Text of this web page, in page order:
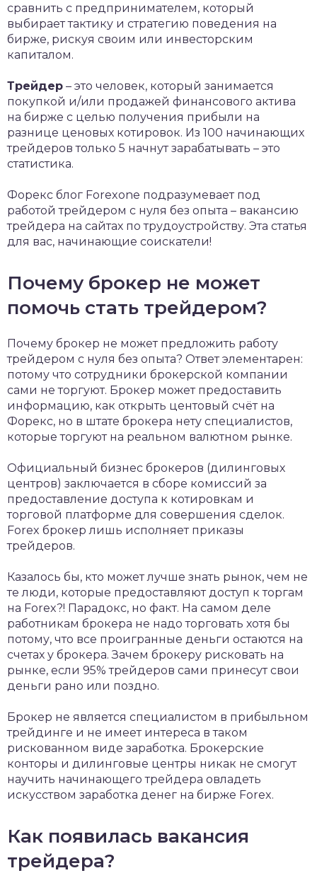
сравнить с предпринимателем, который
выбирает тактику и стратегию поведения на
бирже, рискуя своим или инвесторским
капиталом.
Трейдер – это человек, который занимается
покупкой и/или продажей финансового актива
на бирже с целью получения прибыли на
разнице ценовых котировок. Из 100 начинающих
трейдеров только 5 начнут зарабатывать – это
статистика.
Форекс блог Forexone подразумевает под
работой трейдером с нуля без опыта – вакансию
трейдера на сайтах по трудоустройству. Эта статья
для вас, начинающие соискатели!
Почему брокер не может
помочь стать трейдером?
Почему брокер не может предложить работу
трейдером с нуля без опыта? Ответ элементарен:
потому что сотрудники брокерской компании
сами не торгуют. Брокер может предоставить
информацию, как открыть центовый счёт на
Форекс, но в штате брокера нету специалистов,
которые торгуют на реальном валютном рынке.
Официальный бизнес брокеров (дилинговых
центров) заключается в сборе комиссий за
предоставление доступа к котировкам и
торговой платформе для совершения сделок.
Forex брокер лишь исполняет приказы
трейдеров.
Казалось бы, кто может лучше знать рынок, чем не
те люди, которые предоставляют доступ к торгам
на Forex?! Парадокс, но факт. На самом деле
работникам брокера не надо торговать хотя бы
потому, что все проигранные деньги остаются на
счетах у брокера. Зачем брокеру рисковать на
рынке, если 95% трейдеров сами принесут свои
деньги рано или поздно.
Брокер не является специалистом в прибыльном
трейдинге и не имеет интереса в таком
рискованном виде заработка. Брокерские
конторы и дилинговые центры никак не смогут
научить начинающего трейдера овладеть
искусством заработка денег на бирже Forex.
Как появилась вакансия
трейдера?